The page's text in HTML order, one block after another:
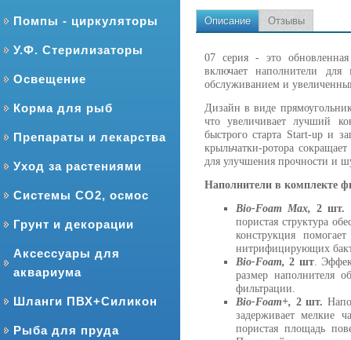
Помпы - циркуляторы
У.Ф. Стерилизаторы
Освещение
Корма для рыб
Препараты и лекарства
Уход за растениями
Системы CO2, осмос
Грунт и декорации
Аксессуары для
аквариума
Шланги ПВХ+Силикон
Рыба для пруда
Описание Отзывы
07 серия - это
включает наполнители
обслуживанием и
Дизайн в виде
что увеличивает лучший
быстрого старта Start-up и
крыльчатки-ротора
для улучшения прочности и
Наполнители в комплекте
Bio-Foam Max, 2 шт.
пористая структура
конструкция
нитрифицирующих
Bio-Foam, 2 шт.
размер наполнителя
фильтрации.
Bio-Foam+, 2 шт.
задерживает мелкие
пористая площадь